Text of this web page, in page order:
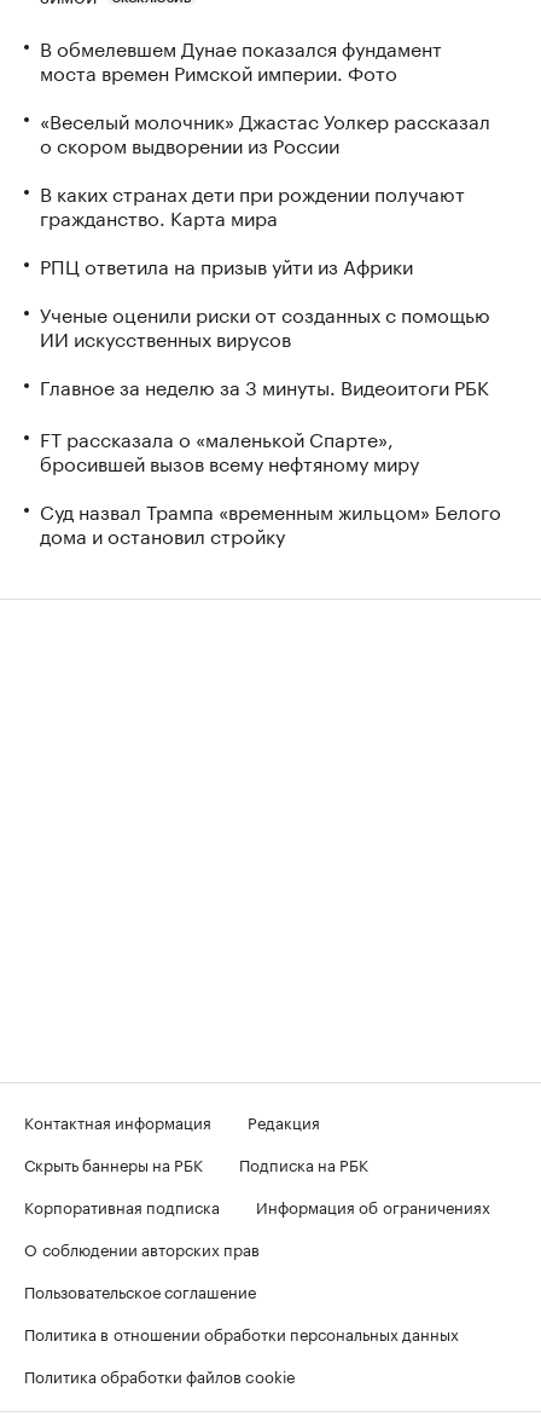
В обмелевшем Дунае показался фундамент
моста времен Римской империи. Фото
«Веселый молочник» Джастас Уолкер рассказал
о скором выдворении из России
В каких странах дети при рождении получают
гражданство. Карта мира
РПЦ ответила на призыв уйти из Африки
Ученые оценили риски от созданных с помощью
ИИ искусственных вирусов
Главное за неделю за 3 минуты. Видеоитоги РБК
FT рассказала о «маленькой Спарте»,
бросившей вызов всему нефтяному миру
Суд назвал Трампа «временным жильцом» Белого
дома и остановил стройку
Контактная информация
Редакция
Скрыть баннеры на РБК
Подписка на РБК
Корпоративная подписка
Информация об ограничениях
О соблюдении авторских прав
Пользовательское соглашение
Политика в отношении обработки персональных данных
Политика обработки файлов cookie